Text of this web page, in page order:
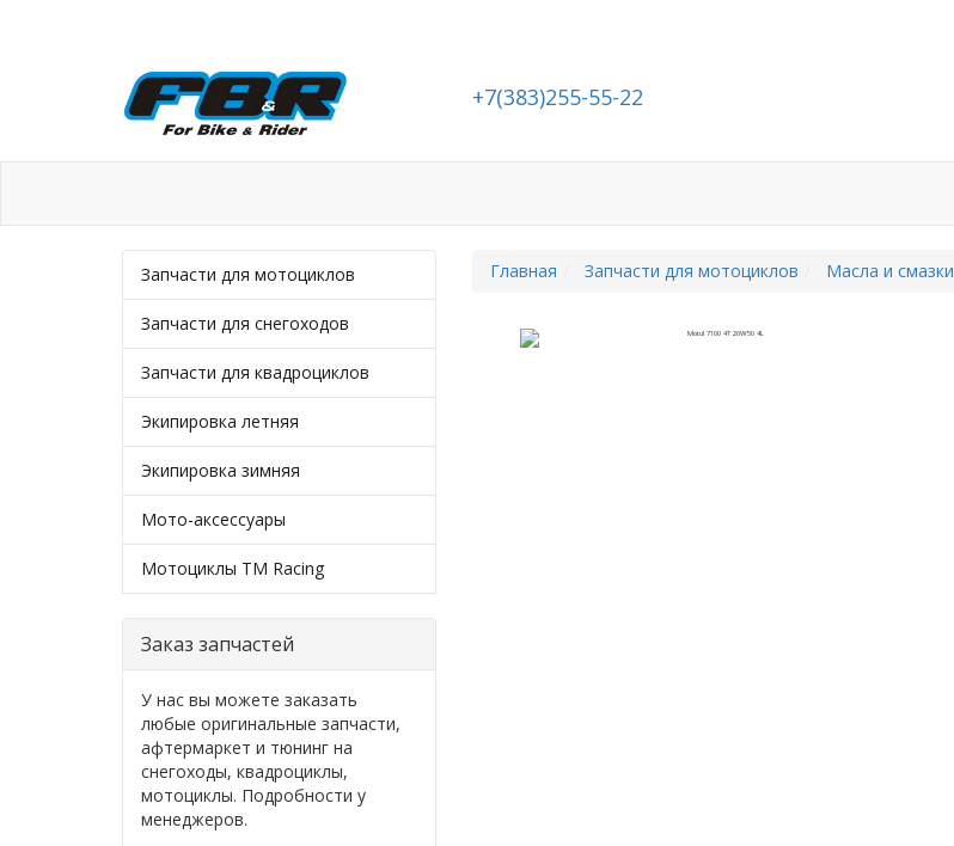
+7(383)255-55-22
Запчасти для мотоциклов
Запчасти для снегоходов
Запчасти для квадроциклов
Экипировка летняя
Экипировка зимняя
Мото-аксессуары
Мотоциклы TM Racing
Заказ запчастей
У нас вы можете заказать
любые оригинальные запчасти,
афтермаркет и тюнинг на
снегоходы, квадроциклы,
мотоциклы. Подробности у
менеджеров.
Главная Запчасти для мотоциклов Масла и смазки